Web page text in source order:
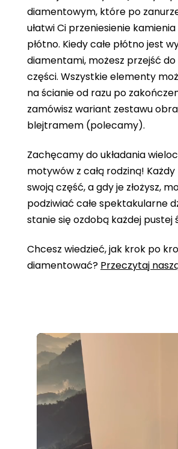
diamentowym, które po
ułatwi Ci przeniesienie
płótno. Kiedy całe płótno jest
diamentami, możesz przejść
części. Wszystkie elementy
na ścianie od razu po
zamówisz wariant zestawu
blejtramem (polecamy).
Zachęcamy do układania
motywów z całą rodziną! Każdy
swoją część, a gdy je złożysz,
podziwiać całe spektakularne
stanie się ozdobą każdej pustej
Chcesz wiedzieć, jak krok po
diamentować? Przeczytaj